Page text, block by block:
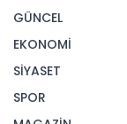
GÜNCEL
EKONOMİ
SİYASET
SPOR